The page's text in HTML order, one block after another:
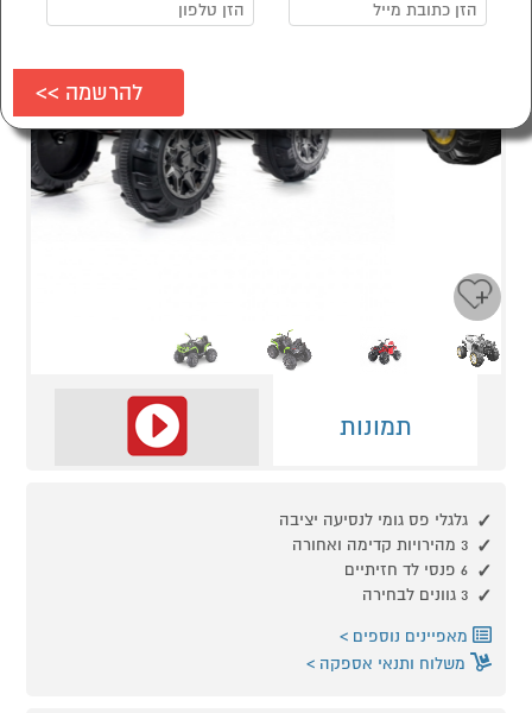
תמונות
גלגלי פס גומי לנסיעה יציבה
3 מהירויות קדימה ואחורה
6 פנסי לד חזיתיים
3 גוונים לבחירה
מאפיינים נוספים
משלוח ותנאי אספקה